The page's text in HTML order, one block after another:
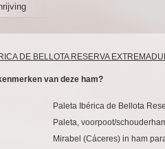
DE BELLOTA RESERVA
van deze ham?
Paleta Ibérica de Bellota
Paleta, voorpoot/
Mirabel (Cáceres) in ham